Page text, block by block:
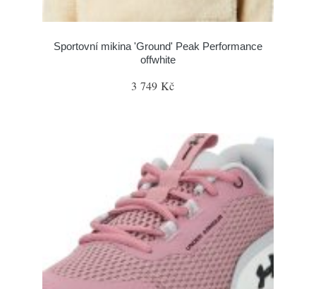
Sportovní mikina 'Ground' Peak Performance
offwhite
3 749 Kč